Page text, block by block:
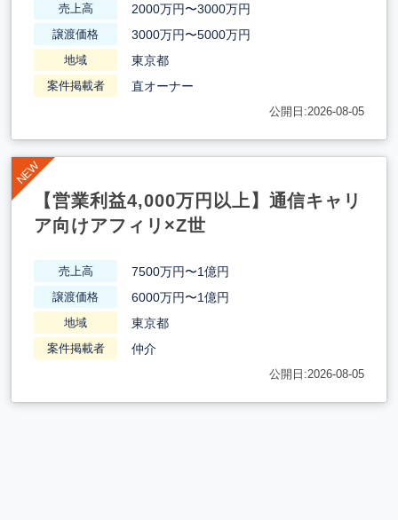
売上高 2000万円〜3000万円
譲渡価格 3000万円〜5000万円
地域 東京都
案件掲載者 直オーナー
公開日:2026-08-05
【営業利益4,000万円以上】通信キャリ
ア向けアフィリ×Z世
売上高 7500万円〜1億円
譲渡価格 6000万円〜1億円
地域 東京都
案件掲載者 仲介
公開日:2026-08-05